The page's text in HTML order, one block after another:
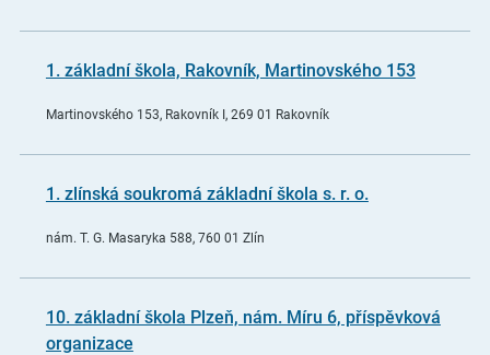
1. základní škola, Rakovník, Martinovského 153
Martinovského 153, Rakovník I, 269 01 Rakovník
1. zlínská soukromá základní škola s. r. o.
nám. T. G. Masaryka 588, 760 01 Zlín
10. základní škola Plzeň, nám. Míru 6, příspěvková
organizace